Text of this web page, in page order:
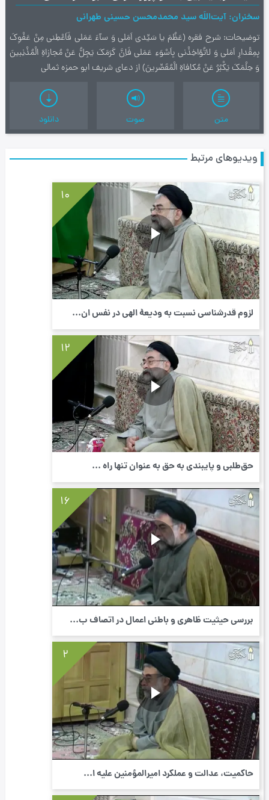
سخنران آیت‌اللَه سید محمدمحسن حسینی طهرانی
توضیحات شرح فقره (عَظُمَ یا سَیِّدى اَمَلى وَ سآءَ عَمَلى فَاَعْطِنى مِنْ عَفْوِکَ
بِمِقْدارِ اَمَلى وَ لاتُؤاخِذْنى بِاَسْوَءِ عَمَلى فَاِنَّ كَرَمَكَ يَجِلُّ عَنْ مُجازاةِ الْمُذْنِبينَ
وَ حِلْمَكَ يَكْبُرُ عَنْ مُكافاةِ الْمُقَصِّرينَ) از دعای شریف ابو حمزه ثمالی
متن صوت دانلود
ویدیوهای مرتبط
10
لزوم قدرشناسی نسبت به ودیعۀ الهی در نفس ان...
12
حق‌طلبی و پایبندی به حق به عنوان تنها راه ...
16
بررسی حیثیت ظاهری و باطنی اعمال در اتصاف ب...
2
حاکمیت، عدالت و عملکرد امیرالمؤمنین علیه ا...